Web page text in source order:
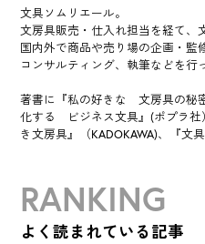
文具ソムリエール。
文房具販売・仕入れ担当を経て、
国内外で商品や売り場の企画・監
コンサルティング、執筆などを行
著書に『私の好きな 文房具の秘
化する ビジネス文具』(ポプラ
き文房具』（KADOKAWA)、『文
RANKING
よく読まれている記事